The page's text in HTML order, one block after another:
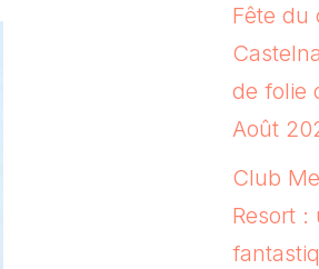
Fête du
de folie
Août
Club
Resort :